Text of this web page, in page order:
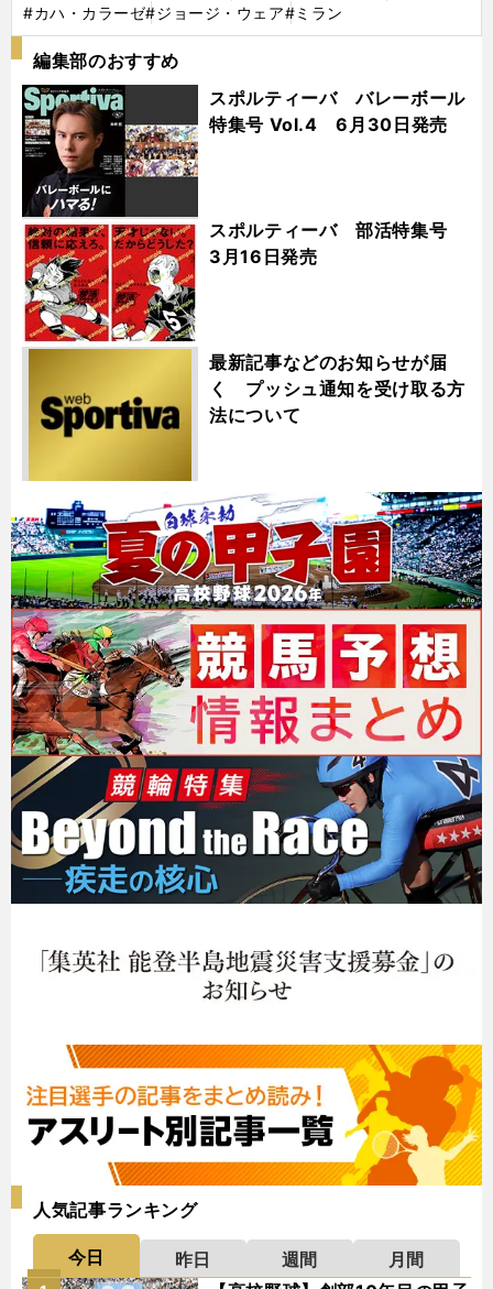
#カハ・カラーゼ#ジョージ・ウェア#ミラン
編集部のおすすめ
スポルティーバ バレーボール
特集号 Vol.4 6月30日発売
スポルティーバ 部活特集号
3月16日発売
最新記事などのお知らせが届
く プッシュ通知を受け取る方
法について
人気記事ランキング
今日 昨日 週間
月間